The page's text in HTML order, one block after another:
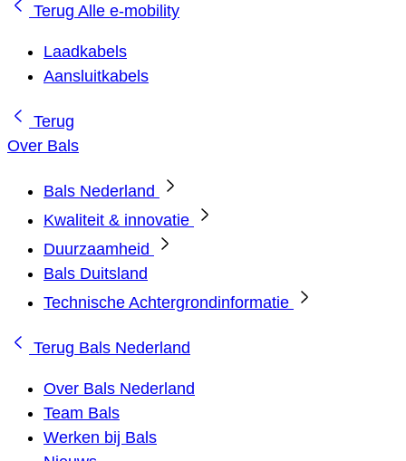
Terug Alle e-mobility
Laadkabels
Aansluitkabels
Terug
Over Bals
Bals Nederland
Kwaliteit & innovatie
Duurzaamheid
Bals Duitsland
Technische Achtergrondinformatie
Terug Bals Nederland
Over Bals Nederland
Team Bals
Werken bij Bals